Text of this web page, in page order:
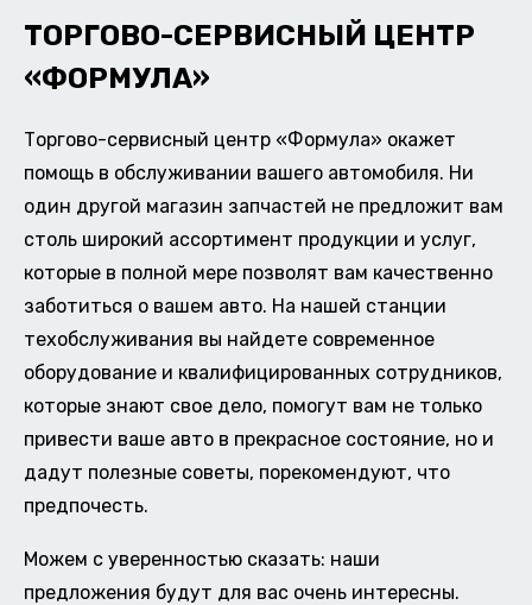
ТОРГОВО-СЕРВИСНЫЙ ЦЕНТР
«ФОРМУЛА»
Торгово-сервисный центр «Формула» окажет
помощь в обслуживании вашего автомобиля. Ни
один другой магазин запчастей не предложит вам
столь широкий ассортимент продукции и услуг,
которые в полной мере позволят вам качественно
заботиться о вашем авто. На нашей станции
техобслуживания вы найдете современное
оборудование и квалифицированных сотрудников,
которые знают свое дело, помогут вам не только
привести ваше авто в прекрасное состояние, но и
дадут полезные советы, порекомендуют, что
предпочесть.
Можем с уверенностью сказать: наши
предложения будут для вас очень интересны.